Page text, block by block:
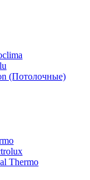
(Потолочные)
Thermo